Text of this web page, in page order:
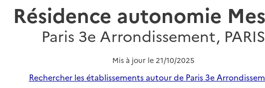
Résidence autonomie
Paris 3e Arrondissement, PARIS
Mis à jour le 21/10/2025
Rechercher les établissements autour de Paris 3e